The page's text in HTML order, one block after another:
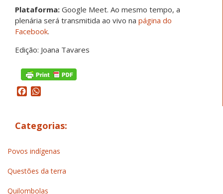
Plataforma: Google Meet. Ao mesmo tempo, a
plenária será transmitida ao vivo na página do
Facebook.
Edição: Joana Tavares
Facebook
Categorias:
Povos indígenas
Questões da terra
Quilombolas